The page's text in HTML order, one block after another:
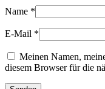
Name *
E-Mail *
Meinen Namen,
diesem Browser für die